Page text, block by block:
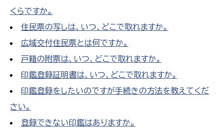
くらですか。
住民票の写しは、いつ、どこで取れますか。
広域交付住民票とは何ですか。
戸籍の附票は、いつ、どこで取れますか。
印鑑登録証明書は、いつ、どこで取れますか。
印鑑登録をしたいのですが手続きの方法を教えてくだ
さい。
登録できない印鑑はありますか。